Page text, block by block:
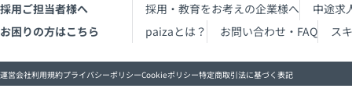
採用ご担当者様へ
採用・教育をお考えの企業様へ
中途求
お困りの方はこちら
paizaとは？ お問い合わせ・FAQ ス
運営会社利用規約プライバシーポリシーCookieポリシー特定商取引法に基づく表記